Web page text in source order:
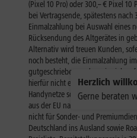
Herzlich
Gerne beraten